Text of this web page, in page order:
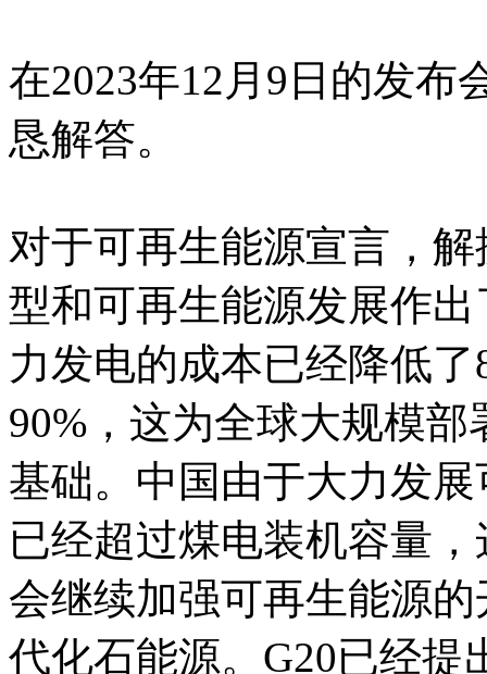
在2023年12月9日的发布
恳解答。
对于可再生能源宣言，
型和可再生能源发展作
力发电的成本已经降低
90%，这为全球大规模
基础。中国由于大力发
已经超过煤电装机容量
会继续加强可再生能源
代化石能源。G20已经